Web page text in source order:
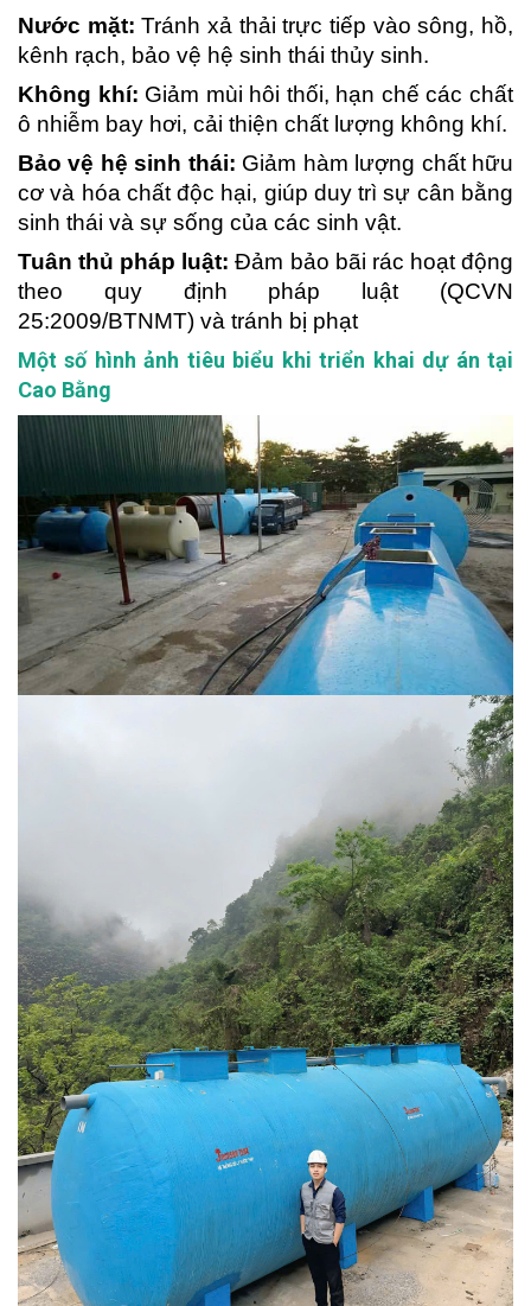
Nước mặt: Tránh xả thải trực tiếp vào sông, hồ,
kênh rạch, bảo vệ hệ sinh thái thủy sinh.
Không khí: Giảm mùi hôi thối, hạn chế các chất
ô nhiễm bay hơi, cải thiện chất lượng không khí.
Bảo vệ hệ sinh thái: Giảm hàm lượng chất hữu
cơ và hóa chất độc hại, giúp duy trì sự cân bằng
sinh thái và sự sống của các sinh vật.
Tuân thủ pháp luật: Đảm bảo bãi rác hoạt động
theo quy định pháp luật (QCVN
25:2009/BTNMT) và tránh bị phạt
Một số hình ảnh tiêu biểu khi triển khai dự án tại
Cao Bằng